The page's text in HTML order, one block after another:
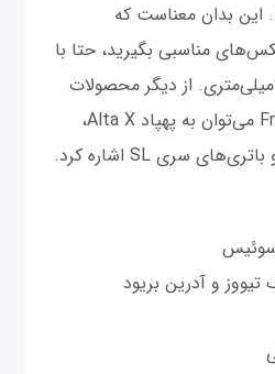
بدان معناست که
مناسبی بگیرید، حتا با
استفاده از زوم کامل ۲۴۰ میلی‌متری. از دیگر محصولات
محبوب Freefly Systems می‌توان به پهپاد Alta X،
سوئیس
تیووز و آدرین بریود